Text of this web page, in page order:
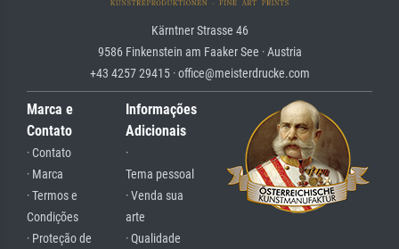
Kärntner Strasse 46
9586 Finkenstein am Faaker See · Austria
+43 4257 29415 · office@meisterdrucke.com
Marca e
Contato
· Contato
· Marca
· Termos e
Condições
· Proteção de
Informações
Adicionais
·
Tema pessoal
· Venda sua
arte
· Qualidade